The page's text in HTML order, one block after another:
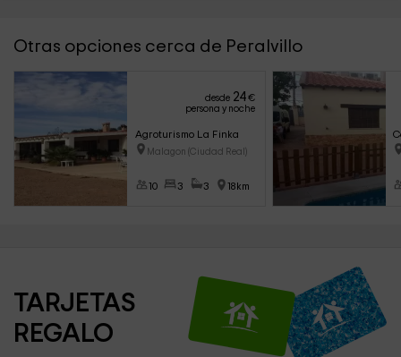
Otras opciones cerca de Peralvillo
desde 24€
persona y noche
Agroturismo La Finka
Malagon (Ciudad Real)
10 3 3 18km
TARJETAS
REGALO